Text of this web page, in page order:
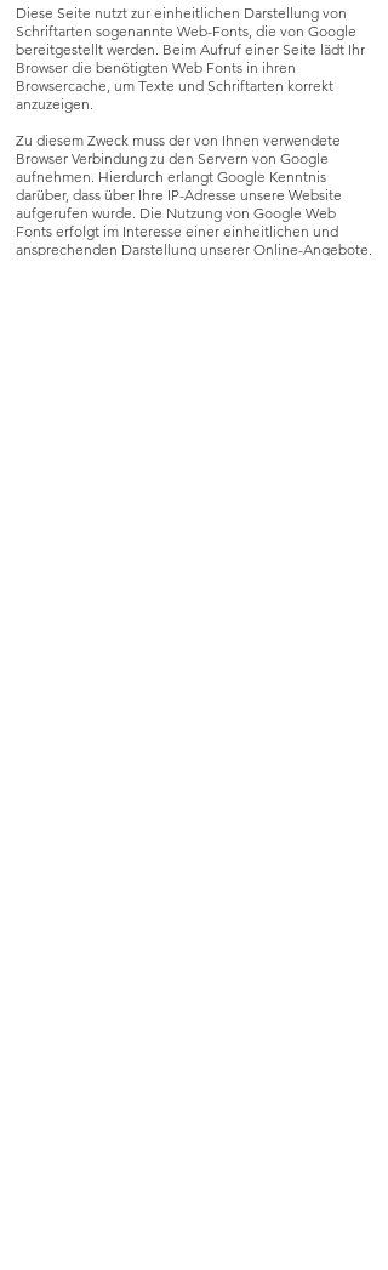
Diese Seite nutzt zur einheitlichen Darstellung von
Schriftarten sogenannte Web-Fonts, die von Google
bereitgestellt werden. Beim Aufruf einer Seite lädt Ihr
Browser die benötigten Web Fonts in ihren
Browsercache, um Texte und Schriftarten korrekt
anzuzeigen.
Zu diesem Zweck muss der von Ihnen verwendete
Browser Verbindung zu den Servern von Google
aufnehmen. Hierdurch erlangt Google Kenntnis
darüber, dass über Ihre IP-Adresse unsere Website
aufgerufen wurde. Die Nutzung von Google Web
Fonts erfolgt im Interesse einer einheitlichen und
ansprechenden Darstellung unserer Online-Angebote.